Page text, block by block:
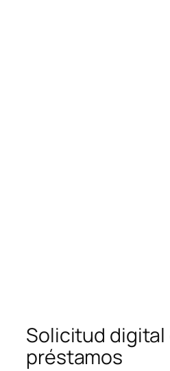
Solicitud digital
préstamos